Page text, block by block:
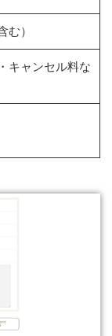
）
キャンセル料な